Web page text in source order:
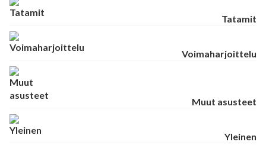
Tatamit
Voimaharjoittelu
Muut asusteet
Yleinen